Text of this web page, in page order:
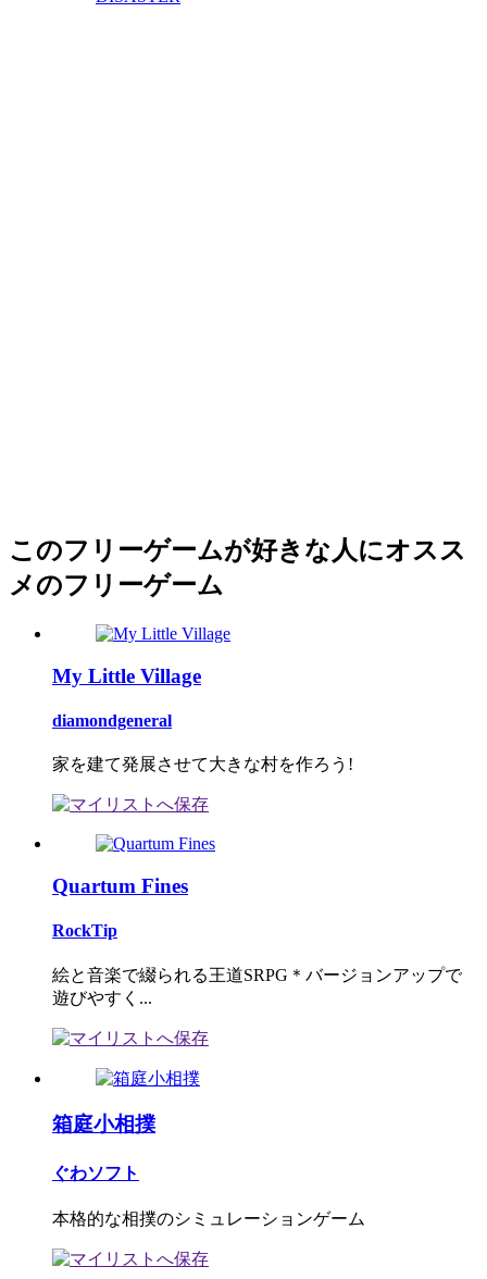
このフリーゲームが好きな人にオスス
メのフリーゲーム
My Little Village
diamondgeneral
家を建て発展させて大きな村を作ろう!
Quartum Fines
RockTip
絵と音楽で綴られる王道SRPG＊バージョンアップで
遊びやすく...
箱庭小相撲
ぐわソフト
本格的な相撲のシミュレーションゲーム